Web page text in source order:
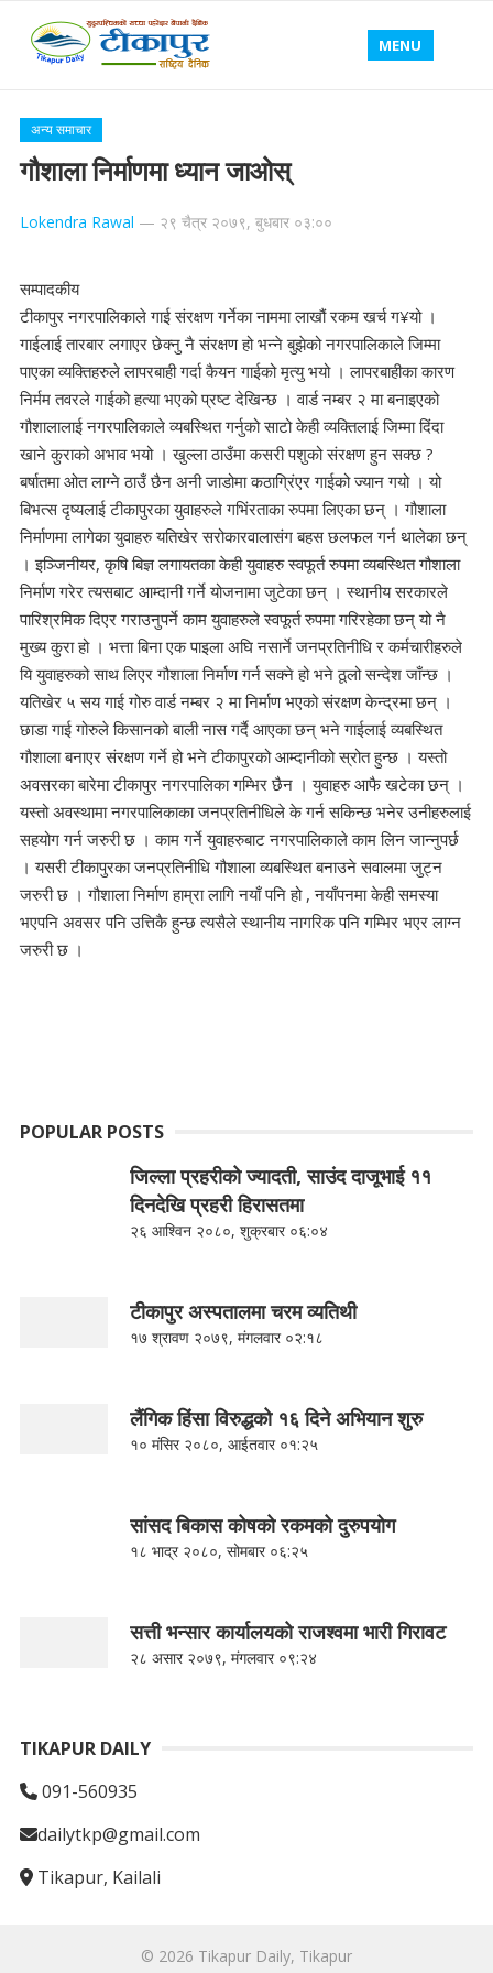
MENU
अन्य समाचार
गौशाला निर्माणमा ध्यान जाओस्
Lokendra Rawal — २९ चैत्र २०७९, बुधबार ०३:००
सम्पादकीय
टीकापुर नगरपालिकाले गाई संरक्षण गर्नेका नाममा लाखौं रकम खर्च ग¥यो ।
गाईलाई तारबार लगाएर छेक्नु नै संरक्षण हो भन्ने बुझेको नगरपालिकाले जिम्मा
पाएका व्यक्तिहरुले लापरबाही गर्दा कैयन गाईको मृत्यु भयो । लापरबाहीका कारण
निर्मम तवरले गाईको हत्या भएको प्रष्ट देखिन्छ । वार्ड नम्बर २ मा बनाइएको
गौशालालाई नगरपालिकाले व्यबस्थित गर्नुको साटो केही व्यक्तिलाई जिम्मा दिंदा
खाने कुराको अभाव भयो । खुल्ला ठाउँमा कसरी पशुको संरक्षण हुन सक्छ ?
बर्षातमा ओत लाग्ने ठाउँ छैन अनी जाडोमा कठाग्रिंएर गाईको ज्यान गयो । यो
बिभत्स दृष्यलाई टीकापुरका युवाहरुले गभिंरताका रुपमा लिएका छन् । गौशाला
निर्माणमा लागेका युवाहरु यतिखेर सरोकारवालासंग बहस छलफल गर्न थालेका छन्
। इञ्जिनीयर, कृषि बिज्ञ लगायतका केही युवाहरु स्वफूर्त रुपमा व्यबस्थित गौशाला
निर्माण गरेर त्यसबाट आम्दानी गर्ने योजनामा जुटेका छन् । स्थानीय सरकारले
पारिश्रमिक दिएर गराउनुपर्ने काम युवाहरुले स्वफूर्त रुपमा गरिरहेका छन् यो नै
मुख्य कुरा हो । भत्ता बिना एक पाइला अघि नसार्ने जनप्रतिनीधि र कर्मचारीहरुले
यि युवाहरुको साथ लिएर गौशाला निर्माण गर्न सक्ने हो भने ठूलो सन्देश जाँन्छ ।
यतिखेर ५ सय गाई गोरु वार्ड नम्बर २ मा निर्माण भएको संरक्षण केन्द्रमा छन् ।
छाडा गाई गोरुले किसानको बाली नास गर्दै आएका छन् भने गाईलाई व्यबस्थित
गौशाला बनाएर संरक्षण गर्ने हो भने टीकापुरको आम्दानीको स्रोत हुन्छ । यस्तो
अवसरका बारेमा टीकापुर नगरपालिका गम्भिर छैन । युवाहरु आफै खटेका छन् ।
यस्तो अवस्थामा नगरपालिकाका जनप्रतिनीधिले के गर्न सकिन्छ भनेर उनीहरुलाई
सहयोग गर्न जरुरी छ । काम गर्ने युवाहरुबाट नगरपालिकाले काम लिन जान्नुपर्छ
। यसरी टीकापुरका जनप्रतिनीधि गौशाला व्यबस्थित बनाउने सवालमा जुट्न
जरुरी छ । गौशाला निर्माण हाम्रा लागि नयाँ पनि हो , नयाँपनमा केही समस्या
भएपनि अवसर पनि उत्तिकै हुन्छ त्यसैले स्थानीय नागरिक पनि गम्भिर भएर लाग्न
जरुरी छ ।
POPULAR POSTS
जिल्ला प्रहरीको ज्यादती, साउंद दाजूभाई ११
दिनदेखि प्रहरी हिरासतमा
२६ आश्विन २०८०, शुक्रबार ०६:०४
टीकापुर अस्पतालमा चरम व्यतिथी
१७ श्रावण २०७९, मंगलवार ०२:१८
लैंगिक हिंसा विरुद्धको १६ दिने अभियान शुरु
१० मंसिर २०८०, आईतवार ०१:२५
सांसद बिकास कोषको रकमको दुरुपयोग
१८ भाद्र २०८०, सोमबार ०६:२५
सत्ती भन्सार कार्यालयको राजश्वमा भारी गिरावट
२८ असार २०७९, मंगलवार ०९:२४
TIKAPUR DAILY
091-560935
dailytkp@gmail.com
Tikapur, Kailali
© 2026 Tikapur Daily, Tikapur